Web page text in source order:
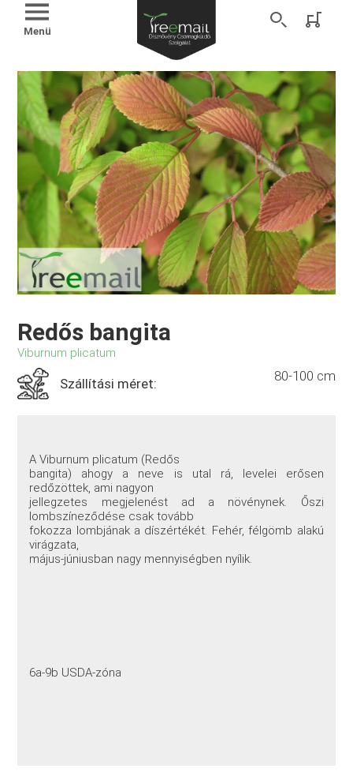
Menü
Redős bangita
Viburnum plicatum
Szállítási méret: 80-100 cm
A Viburnum plicatum (Redős
bangita) ahogy a neve is utal rá, levelei erősen
redőzöttek, ami nagyon
jellegzetes megjelenést ad a növénynek. Őszi
lombszíneződése csak tovább
fokozza lombjának a díszértékét. Fehér, félgömb alakú
virágzata,
május-júniusban nagy mennyiségben nyílik.
6a-9b USDA-zóna